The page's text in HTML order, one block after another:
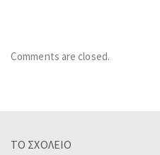
Comments are closed.
ΤΟ ΣΧΟΛΕΙΟ